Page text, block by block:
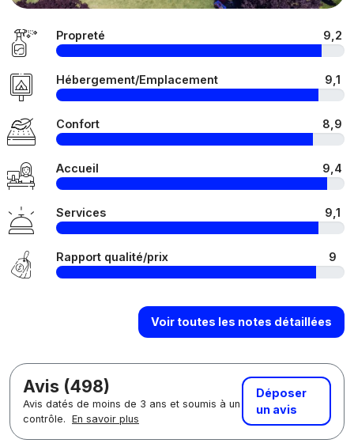
Propreté 9,2
Hébergement/Emplacement 9,1
Confort 8,9
Accueil 9,4
Services 9,1
Rapport qualité/prix 9
Voir toutes les notes détaillées
Avis (498)
Avis datés de moins de 3 ans et soumis à un
contrôle. En savoir plus
Déposer
un avis